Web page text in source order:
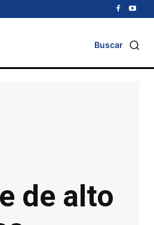
Buscar
de alto